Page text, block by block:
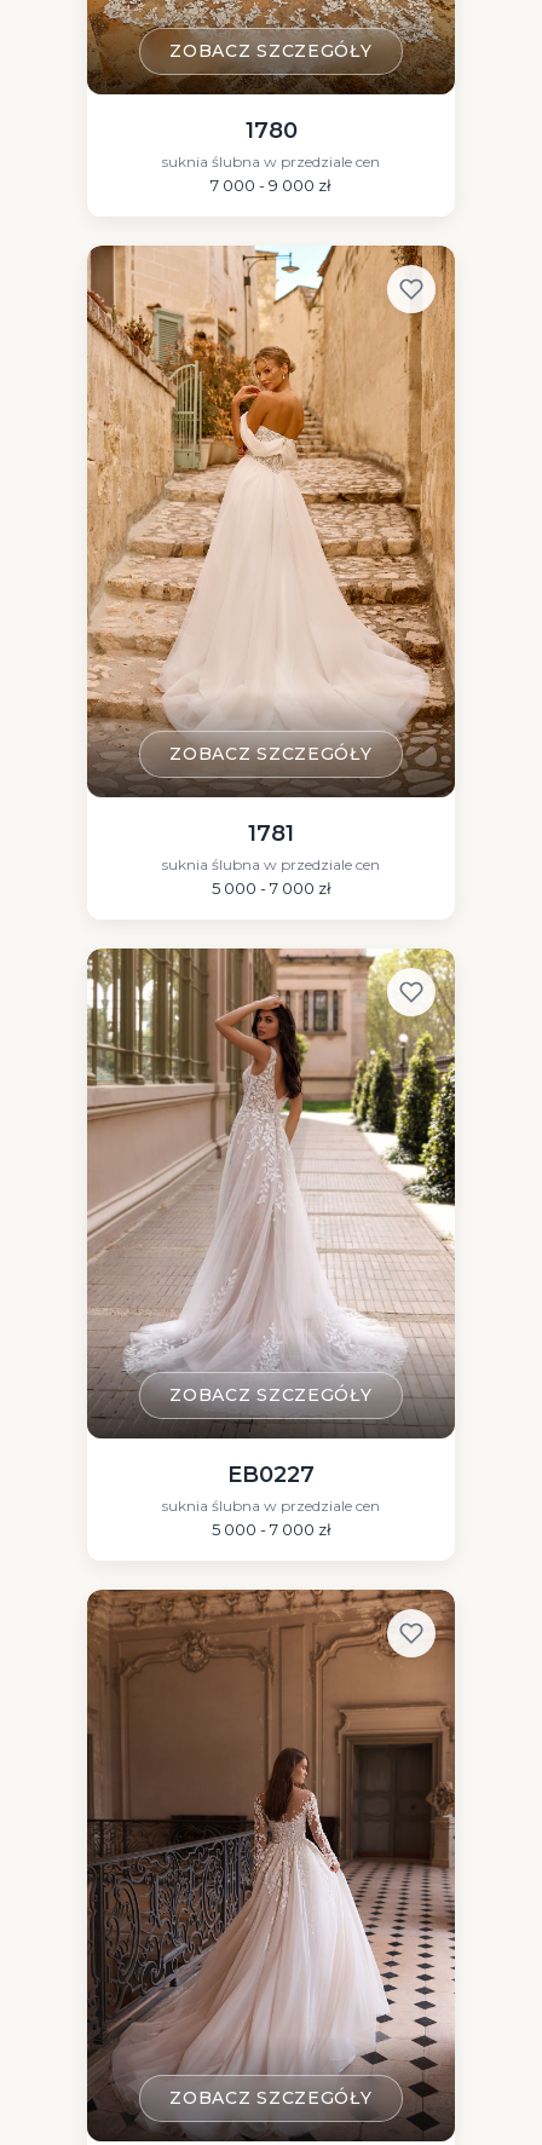
ZOBACZ SZCZEGÓŁY
1780
suknia ślubna w przedziale cen
7 000 - 9 000 zł
ZOBACZ SZCZEGÓŁY
1781
suknia ślubna w przedziale cen
5 000 - 7 000 zł
ZOBACZ SZCZEGÓŁY
EB0227
suknia ślubna w przedziale cen
5 000 - 7 000 zł
ZOBACZ SZCZEGÓŁY